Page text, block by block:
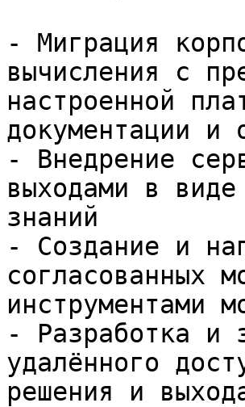
- Миграция
вычисления с
настроенной
документации и
- Внедрение
выходами в
знаний
- Создание и
согласованных
инструментами
- Разработка и
удалённого
решения и